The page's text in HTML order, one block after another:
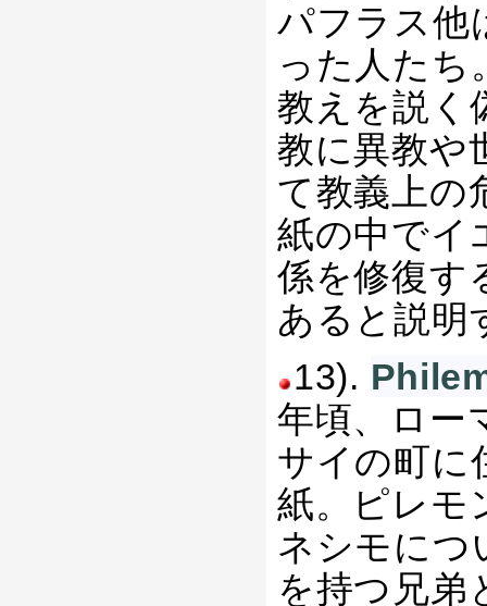
パフラス他
った人たち
教えを説く
教に異教や
て教義上の
紙の中でイ
係を修復す
あると説明
13).
年頃、ロー
サイの町に
紙。ピレモ
ネシモにつ
を持つ兄弟